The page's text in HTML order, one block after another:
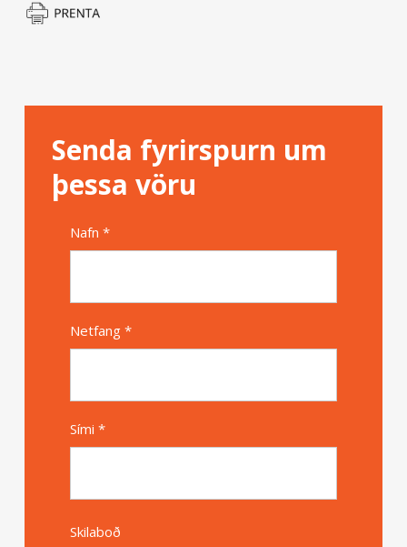
Senda fyrirspurn um
þessa vöru
Nafn *
Netfang *
Sími *
Skilaboð